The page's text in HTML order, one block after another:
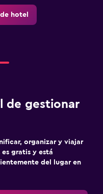
hotel
de gestionar
organizar y viajar
gratis y está
del lugar en